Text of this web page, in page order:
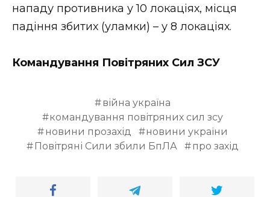
нападу противника у 10 локаціях, місця
падіння збитих (уламки) – у 8 локаціях.
Командування Повітряних Сил ЗСУ
війна україна
командування повітряних сил зсу
новини прозахід
новини україни
Повітряні Сили збили БпЛА
про захід